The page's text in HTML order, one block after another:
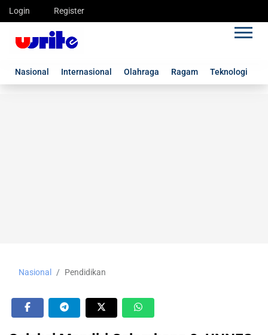
Login Register
Nasional Internasional Olahraga Ragam Teknologi
Nasional Pendidikan